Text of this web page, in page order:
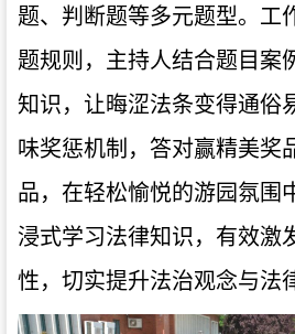
题、判断题等多元题型。工
题规则，主持人结合题目案
知识，让晦涩法条变得通俗
味奖惩机制，答对赢精美奖
品，在轻松愉悦的游园氛围
浸式学习法律知识，有效激
性，切实提升法治观念与法